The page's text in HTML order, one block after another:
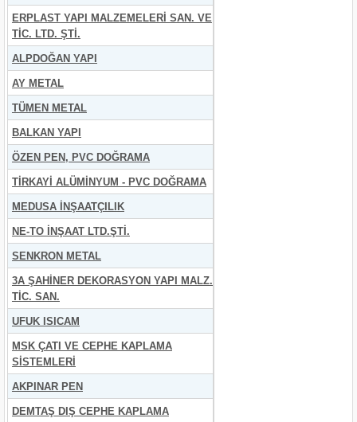
ERPLAST YAPI MALZEMELERİ SAN. VE
TİC. LTD. ŞTİ.
ALPDOĞAN YAPI
AY METAL
TÜMEN METAL
BALKAN YAPI
ÖZEN PEN, PVC DOĞRAMA
TİRKAYİ ALÜMİNYUM - PVC DOĞRAMA
MEDUSA İNŞAATÇILIK
NE-TO İNŞAAT LTD.ŞTİ.
SENKRON METAL
3A ŞAHİNER DEKORASYON YAPI MALZ.
TİC. SAN.
UFUK ISICAM
MSK ÇATI VE CEPHE KAPLAMA
SİSTEMLERİ
AKPINAR PEN
DEMTAŞ DIŞ CEPHE KAPLAMA